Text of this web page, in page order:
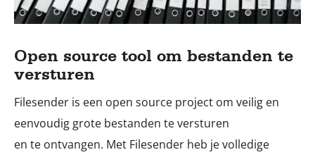
Open source tool om bestanden te
versturen
Filesender is een open source project om veilig en
eenvoudig grote bestanden te versturen
en te ontvangen. Met Filesender heb je volledige